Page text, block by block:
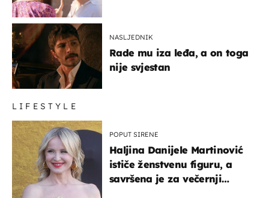
NASLJEDNIK
Rade mu iza leđa, a on toga
nije svjestan
LIFESTYLE
POPUT SIRENE
Haljina Danijele Martinović
ističe ženstvenu figuru, a
savršena je za večernji